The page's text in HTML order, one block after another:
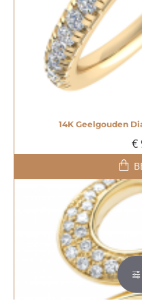
14K Geelgouden
€